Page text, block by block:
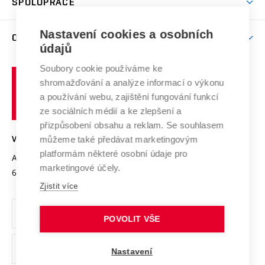
Celoživotní vzdělávání
E-přihláška
Závěrečné práce
Doktorské studium
Studium bez bariér
Podpora podnikání
Mezinárodní vědecká rada
Systém zajišťování kvality výzkumu
Výzkumné infrastruktury
Transfer znalostí
Open Science
Projekty
Projekty ze strukturálních fondů
Specifický výzkum
Zahraniční spolupráce
Spolupráce se školami
Služby univerzity
Mezinárodní dohody
Univerzitní sítě
O UNIVERZITĚ
Profil univerzity
Udržitelná univerzita
Podnikavá univerzita / ContriBUTe
Bezpečná univerzita
Vyznamenání
Organizační struktura
Ochrana osobních údajů
odkaz)
učení
technické
VYSOKÉ UČENÍ TECHNICKÉ V BRNĚ
Antonínská 548/1
602 00 Brno
www.vut.cz
vut@vutbr.cz
Nastavení cookies a osobních
údajů
Soubory cookie používáme ke
shromažďování a analýze informací o výkonu
a používání webu, zajištění fungování funkcí
ze sociálních médií a ke zlepšení a
přizpůsobení obsahu a reklam. Se souhlasem
můžeme také předávat marketingovým
platformám některé osobní údaje pro
marketingové účely.
Zjistit více
POVOLIT VŠE
Nastavení